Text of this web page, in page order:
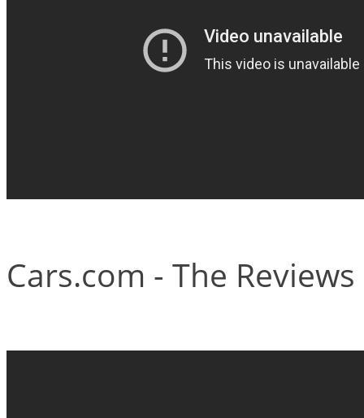
Cars.com - The